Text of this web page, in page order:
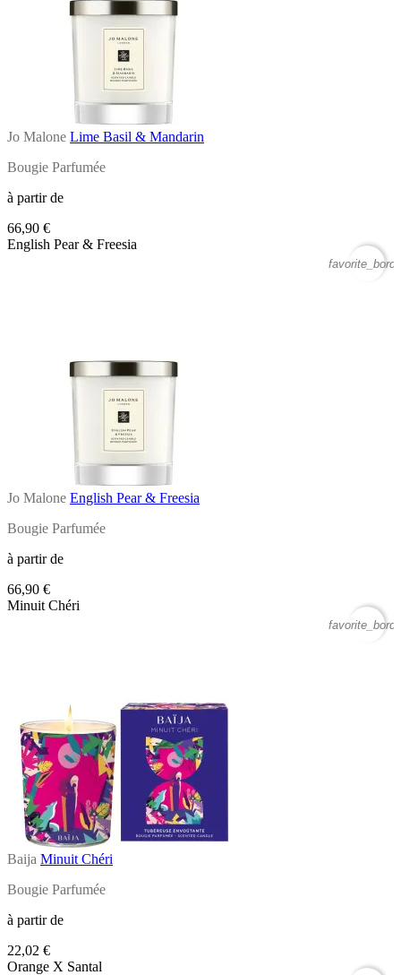
Jo Malone Lime Basil & Mandarin
Bougie Parfumée
à partir de
66,90 €
English Pear & Freesia
Jo Malone English Pear & Freesia
Bougie Parfumée
à partir de
66,90 €
Minuit Chéri
Baija Minuit Chéri
Bougie Parfumée
à partir de
22,02 €
Orange X Santal